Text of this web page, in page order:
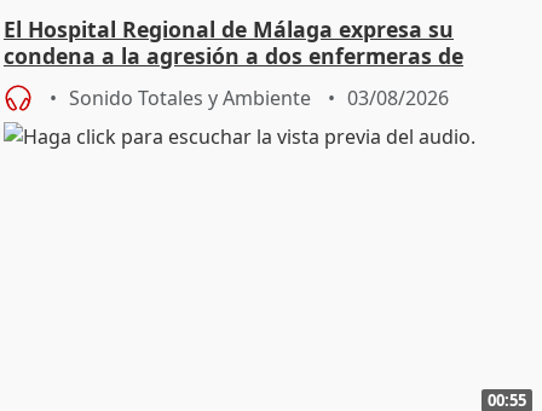
El Hospital Regional de Málaga expresa su
condena a la agresión a dos enfermeras de
Urgencias
Sonido Totales y Ambiente 03/08/2026
00:55